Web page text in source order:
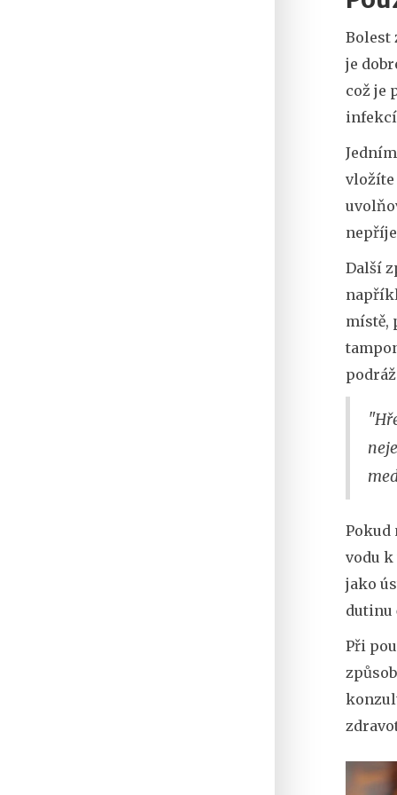
Bolest
je
což je
vložíte
Další
místě,
Pokud
vodu
jako
dutinu
Při